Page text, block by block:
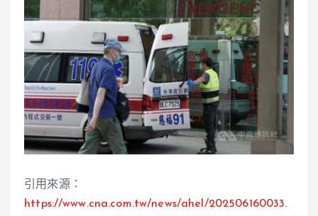
引用來源：
https://www.cna.com.tw/news/ahel/202506160033.